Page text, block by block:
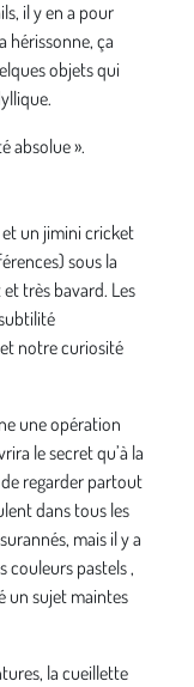
il y en a pour
hérissonne, ça
objets qui
absolue ».
et un jimini cricket
sous la
très bavard. Les
notre curiosité
une opération
le secret qu’à la
regarder partout
dans tous les
mais il y a
couleurs pastels ,
un sujet maintes
la cueillette